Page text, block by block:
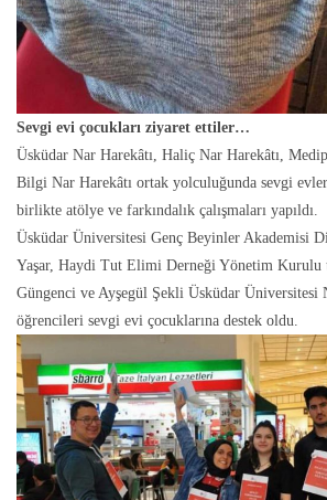
Sevgi evi çocukları ziyaret ettiler…
Üsküdar Nar Harekâtı, Haliç Nar Harekâtı,
Bilgi Nar Harekâtı ortak yolculuğunda sevgi
birlikte atölye ve farkındalık çalışmaları yapıldı.
Üsküdar Üniversitesi Genç Beyinler Akademisi
Yaşar, Haydi Tut Elimi Derneği Yönetim Kurulu
Güngenci ve Ayşegül Şekli Üsküdar Üniversitesi
öğrencileri sevgi evi çocuklarına destek oldu.